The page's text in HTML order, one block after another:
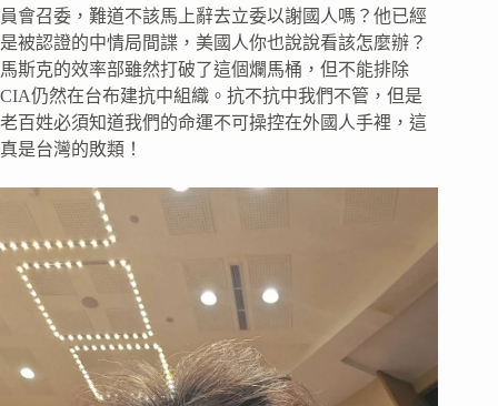
員會召委，難道不該馬上辭去立委以謝國人嗎？他已經
是被認證的中情局間諜，美國人你也說說看該怎麼辦？
馬斯克的效率部雖然打破了這個爛馬桶，但不能排除
CIA仍然在台布建抗中組織。抗不抗中我們不管，但是
老百姓必須知道我們的命運不可操控在外國人手裡，這
真是台灣的敗類！